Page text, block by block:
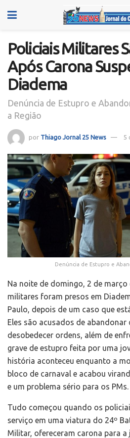
Policiais Militares
Após Carona
Diadema
Denúncia de Estupro e
a Região
por Thiago Jornal 25 News 5
Denúncia de Estupro e
Na noite de domingo, 2 de
militares foram presos em
Paulo, depois de um caso que
Eles são acusados de abandonar
desobedecer ordens, além de
grave de estupro feita por uma
história aconteceu enquanto a
bloco de carnaval e acabou
e um problema sério para os PMs.
Tudo começou quando os
serviço em uma viatura do 24º
Militar, ofereceram carona para a